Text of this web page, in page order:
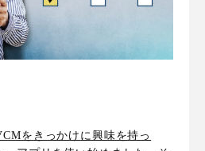
をきっかけに興味を持っ